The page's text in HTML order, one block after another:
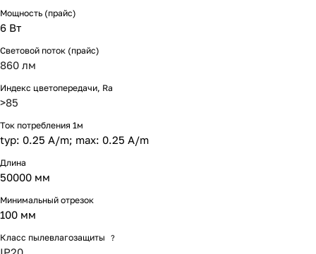
Мощность (прайс)
6 Вт
Световой поток (прайс)
860 лм
Индекс цветопередачи, Ra
>85
Ток потребления 1м
typ: 0.25 A/m; max: 0.25 A/m
Длина
50000 мм
Минимальный отрезок
100 мм
Класс пылевлагозащиты ?